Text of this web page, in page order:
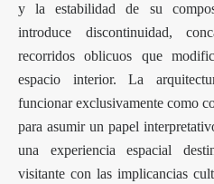
y la estabilidad de su
introduce discontinuidad,
recorridos oblicuos que
espacio interior. La
funcionar exclusivamente como
para asumir un papel
una experiencia espacial
visitante con las implicancias